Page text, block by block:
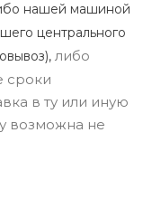
нашей машиной
центрального
либо
сроки
в ту или иную
возможна не